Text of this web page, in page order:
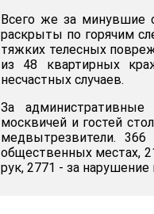
Всего же за минувшие
раскрыты по горячим
тяжких телесных
из 48 квартирных
несчастных случаев.
За административные
москвичей и гостей
медвытрезвители.
общественных местах,
рук, 2771 - за нарушение